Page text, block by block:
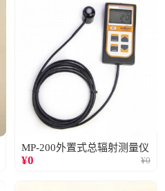
MP-200外置式总辐射测量仪
¥0 ¥0